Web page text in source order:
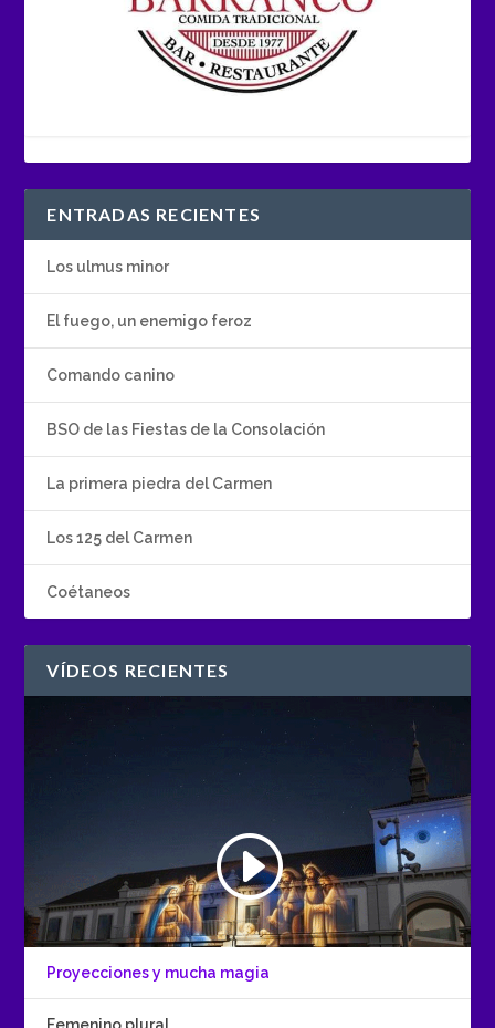
ENTRADAS RECIENTES
Los ulmus minor
El fuego, un enemigo feroz
Comando canino
BSO de las Fiestas de la Consolación
La primera piedra del Carmen
Los 125 del Carmen
Coétaneos
VÍDEOS RECIENTES
Proyecciones y mucha magia